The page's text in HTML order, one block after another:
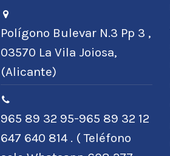
Polígono Bulevar N.3 Pp 3 ,
03570 La Vila Joiosa,
(Alicante)
965 89 32 95-965 89 32 12
647 640 814 . ( Teléfono